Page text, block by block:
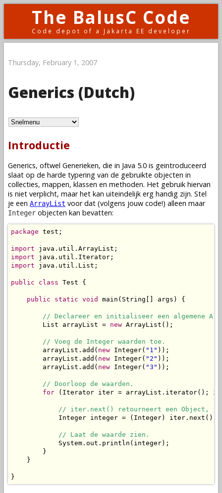
The BalusC Code
Code depot of a Jakarta EE developer
Thursday, February 1, 2007
Generics (Dutch)
Introductie
Generics, oftwel Generieken, die in Java 5.0 is geintroduceerd
slaat op de harde typering van de gebruikte objecten in
collecties, mappen, klassen en methoden. Het gebruik hiervan
is niet verplicht, maar het kan uiteindelijk erg handig zijn. Stel
je een ArrayList voor dat (volgens jouw code!) alleen maar
Integer objecten kan bevatten:
package test;
import
import
import java.util.List;
public class Test {
public static void main(String[] args) {
// Declareer en initialiseer een algemene
        List arrayList =
new ArrayList();
// Voeg de Integer waarden toe.
        arrayList.add(
new Integer( "1" ));
        arrayList.add(
new Integer( "2" ));
        arrayList.add(
new Integer( "3" ));
// Doorloop de waarden.
for (Iterator iter = arrayList.iterator();
// iter.next() retourneert een Object, je
            Integer integer = (Integer) iter.next();
// Laat de waarde zien.
            System.out.println(integer);
        }
    }
}